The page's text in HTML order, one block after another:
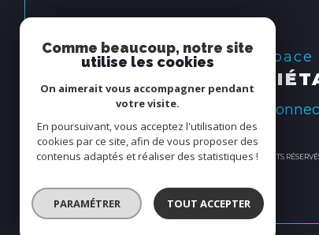
Espace
se
© 2026 | TOUS DROITS
Comme beaucoup, notre site
utilise les cookies
On aimerait vous accompagner pendant
votre visite.
En poursuivant, vous acceptez l'utilisation des
cookies par ce site, afin de vous proposer des
contenus adaptés et réaliser des statistiques !
PARAMÉTRER TOUT ACCEPTER